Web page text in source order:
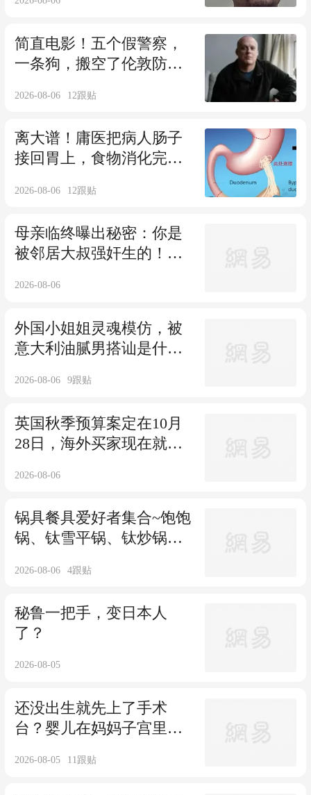
简直电影！五个假警察，
一条狗，搬空了伦敦防守
不说丢了啥！
2026-08-06 12跟贴
离大谱！庸医把病人肠子
接回胃上，食物消化完又
2026-08-06 12跟贴
母亲临终曝出秘密：你是
被邻居大叔强奸生的！他
服了…
2026-08-06
外国小姐姐灵魂模仿，被
意大利油腻男搭讪是什么
2026-08-06 9跟贴
英国秋季预算案定在10月
28日，海外买家现在就该
2026-08-06
锅具餐具爱好者集合~饱饱
锅、钛雪平锅、钛炒锅，
2026-08-06 4跟贴
秘鲁一把手，变日本人
了？
2026-08-05
还没出生就先上了手术
台？婴儿在妈妈子宫里接
2026-08-05 11跟贴